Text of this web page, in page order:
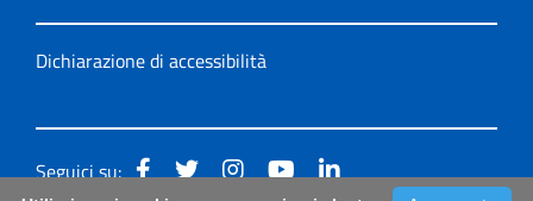
Dichiarazione di accessibilità
Seguici su: